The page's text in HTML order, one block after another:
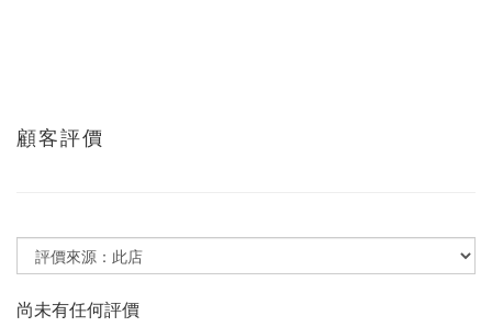
顧客評價
尚未有任何評價